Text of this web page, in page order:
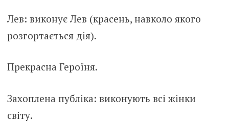
Лев: виконує Лев (красень, навколо якого
розгортається дія).
Прекрасна Героїня.
Захоплена публіка: виконують всі жінки
світу.